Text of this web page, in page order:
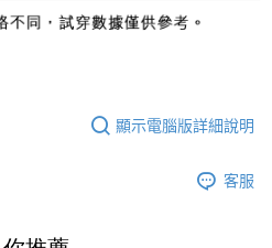
顯示電腦版詳細說明
客服